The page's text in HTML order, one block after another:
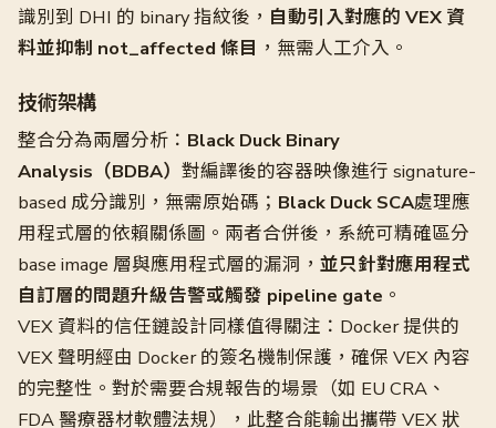
識別到 DHI 的 binary 指紋後， 自動引入對應的 VEX 資
料並抑制 not_affected 條目 ，無需人工介入。
技術架構
整合分為兩層分析： Black Duck Binary
Analysis（BDBA） 對編譯後的容器映像進行 signature-
based 成分識別，無需原始碼； Black Duck SCA處理應
用程式層的依賴關係圖。兩者合併後，系統可精確區分
base image 層與應用程式層的漏洞， 並只針對應用程式
自訂層的問題升級告警或觸發 pipeline gate 。
VEX 資料的信任鏈設計同樣值得關注：Docker 提供的
VEX 聲明經由 Docker 的簽名機制保護，確保 VEX 內容
的完整性。對於需要合規報告的場景（如 EU CRA、
FDA 醫療器材軟體法規），此整合能輸出攜帶 VEX 狀